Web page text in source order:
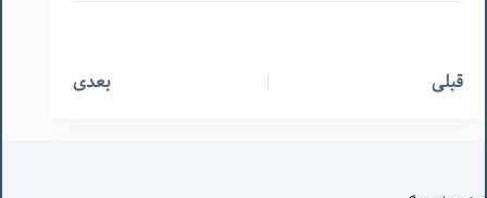
قبلی بعدی